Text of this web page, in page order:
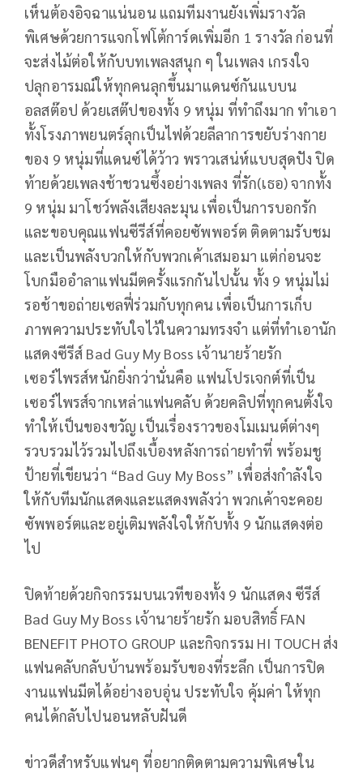
เห็นต้องอิจฉาแน่นอน แถมทีมงานยังเพิ่มรางวัล
พิเศษด้วยการแจกโฟโต้การ์ดเพิ่มอีก 1 รางวัล ก่อนที่
จะส่งไม้ต่อให้กับบทเพลงสนุก ๆ ในเพลง เกรงใจ
ปลุกอารมณ์ให้ทุกคนลุกขึ้นมาแดนซ์กันแบบน
อลสต๊อป ด้วยเสต๊ปของทั้ง 9 หนุ่ม ที่ทำถึงมาก ทำเอา
ทั้งโรงภาพยนตร์ลุกเป็นไฟด้วยลีลาการขยับร่างกาย
ของ 9 หนุ่มที่แดนซ์ได้ว้าว พราวเสน่ห์แบบสุดปัง ปิด
ท้ายด้วยเพลงช้าชวนซึ้งอย่างเพลง ที่รัก(เธอ) จากทั้ง
9 หนุ่ม มาโชว์พลังเสียงละมุน เพื่อเป็นการบอกรัก
และขอบคุณแฟนซีรีส์ที่คอยซัพพอร์ต ติดตามรับชม
และเป็นพลังบวกให้กับพวกเค้าเสมอมา แต่ก่อนจะ
โบกมืออำลาแฟนมีตครั้งแรกกันไปนั้น ทั้ง 9 หนุ่มไม่
รอช้าขอถ่ายเซลฟี่ร่วมกับทุกคน เพื่อเป็นการเก็บ
ภาพความประทับใจไว้ในความทรงจำ แต่ที่ทำเอานัก
แสดงซีรีส์ Bad Guy My Boss เจ้านายร้ายรัก
เซอร์ไพรส์หนักยิ่งกว่านั่นคือ แฟนโปรเจกต์ที่เป็น
เซอร์ไพรส์จากเหล่าแฟนคลับ ด้วยคลิปที่ทุกคนตั้งใจ
ทำให้เป็นของขวัญ เป็นเรื่องราวของโมเมนต์ต่างๆ
รวบรวมไว้รวมไปถึงเบื้องหลังการถ่ายทำที่ พร้อมชู
ป้ายที่เขียนว่า “Bad Guy My Boss” เพื่อส่งกำลังใจ
ให้กับทีมนักแสดงและแสดงพลังว่า พวกเค้าจะคอย
ซัพพอร์ตและอยู่เติมพลังใจให้กับทั้ง 9 นักแสดงต่อ
ไป
ปิดท้ายด้วยกิจกรรมบนเวทีของทั้ง 9 นักแสดง ซีรีส์
Bad Guy My Boss เจ้านายร้ายรัก มอบสิทธิ์ FAN
BENEFIT PHOTO GROUP และกิจกรรม HI TOUCH ส่ง
แฟนคลับกลับบ้านพร้อมรับของที่ระลึก เป็นการปิด
งานแฟนมีตได้อย่างอบอุ่น ประทับใจ คุ้มค่า ให้ทุก
คนได้กลับไปนอนหลับฝันดี
ข่าวดีสำหรับแฟนๆ ที่อยากติดตามความพิเศษใน